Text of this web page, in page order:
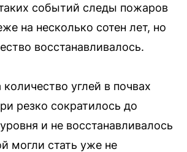
событий следы пожаров
на несколько сотен лет, но
восстанавливалось.
углей в почвах
резко сократилось до
и не восстанавливалось
могли стать уже не